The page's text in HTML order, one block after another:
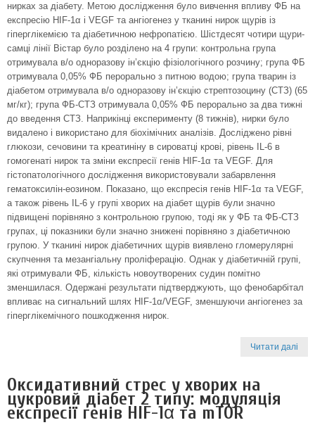
нирках за діабету. Метою дослідження було вивчення впливу ФБ на
експресію HIF-1α і VEGF та ангіогенез у тканині нирок щурів із
гіперглікемією та діабетичною нефропатією. Шістдесят чотири щури-
самці лінії Вістар було розділено на 4 групи: контрольна група
отримувала в/о одноразову ін’єкцію фізіологічного розчину; група ФБ
отримувала 0,05% ФБ перорально з питною водою; група тварин із
діабетом отримувала в/о одноразову ін’єкцію стрептозоцину (СТЗ) (65
мг/кг); група ФБ-СТЗ отримувала 0,05% ФБ перорально за два тижні
до введення СТЗ. Наприкінці експерименту (8 тижнів), нирки було
видалено і використано для біохімічних аналізів. Досліджено рівні
глюкози, сечовини та креатиніну в сироватці крові, рівень IL-6 в
гомогенаті нирок та зміни експресії генів HIF-1α та VEGF. Для
гістопатологічного дослідження використовували забарвлення
гематоксилін-еозином. Показано, що експресія генів HIF-1α та VEGF,
а також рівень IL-6 у групі хворих на діабет щурів були значно
підвищені порівняно з контрольною групою, тоді як у ФБ та ФБ-СТЗ
групах, ці показники були значно знижені порівняно з діабетичною
групою. У тканині нирок діабетичних щурів виявлено­ гломерулярні
скупчення та мезангіальну проліферацію. Однак у діабетичній групі,
які отримували ФБ, кількість новоутворених судин помітно
зменшилася. Одержані результати підтверджують, що фенобарбітал
впливає на сигнальний шлях HIF-1α/VEGF, зменшуючи ангіогенез за
гіперглікемічного пошкодження нирок.
Читати далі
Оксидативний стрес у хворих на
цукровий діабет 2 типу: модуляція
експресії генів HIF-1α та mTOR